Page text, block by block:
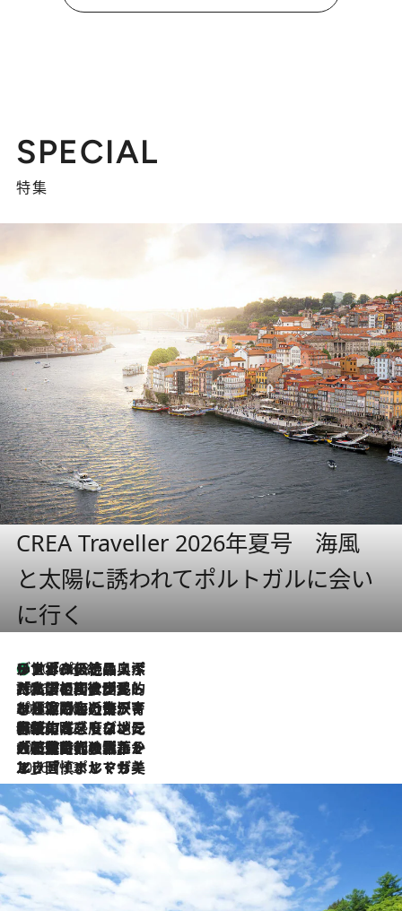
SPECIAL
特集
CREA Traveller 2026年夏号 海風
と太陽に誘われてポルトガルに会い
に行く
2026.8.8
リスボンの絶品スイーツ「パステル・デ・ナタ」とは？ポルトガル伝統の奥深い世界へ
2026.7.27
「私の祖国はポルトガル語です」国民的詩人フェルナンド・ペソアと、彼が愛した文学の街を歩く
2026.7.26
ポルトガル近海が育む極上の海の幸。キリリと冷えた白ワインと愉しむ、シーフード専門店の贅沢
2026.7.22
伝統の味をモダンに昇華。高感度な地元客が集う、リスボンの最旬ガストロノミー
2026.7.21
大航海時代の栄華から、震災、独裁、そして革命へ。ポルトガル・首都リスボンの石畳に刻まれた「歴史の光と影」
2026.7.13
エッセイ・ヤマザキマリ「慎ましくも美しき国 ポルトガル」